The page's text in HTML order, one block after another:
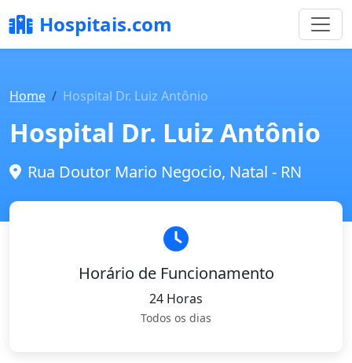
Hospitais.com
Home Hospital Dr. Luiz Antônio
Hospital Dr. Luiz Antônio
Rua Doutor Mario Negocio, Natal - RN
Horário de Funcionamento
24 Horas
Todos os dias